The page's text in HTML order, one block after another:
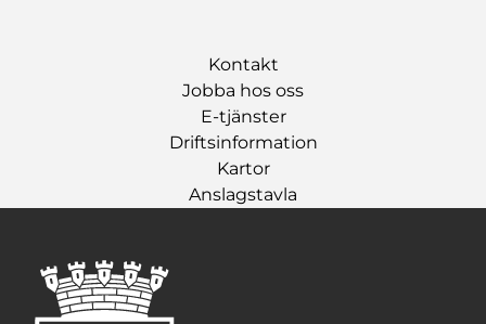
Kontakt
Jobba hos oss
E-tjänster
Driftsinformation
Kartor
Anslagstavla